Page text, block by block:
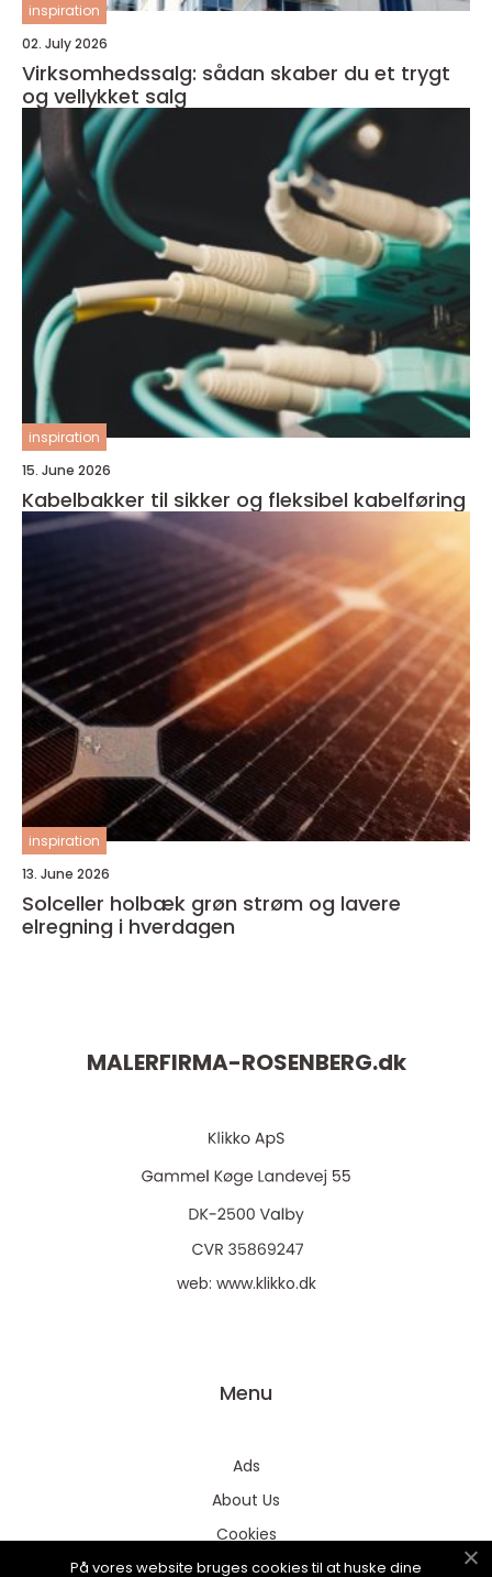
inspiration
02. July 2026
Virksomhedssalg: sådan skaber du et trygt
og vellykket salg
inspiration
15. June 2026
Kabelbakker til sikker og fleksibel kabelføring
inspiration
13. June 2026
Solceller holbæk grøn strøm og lavere
elregning i hverdagen
MALERFIRMA-ROSENBERG.dk
web: www.klikko.dk
Menu
Ads
About Us
Cookies
Contact
På vores website bruges cookies til at huske dine